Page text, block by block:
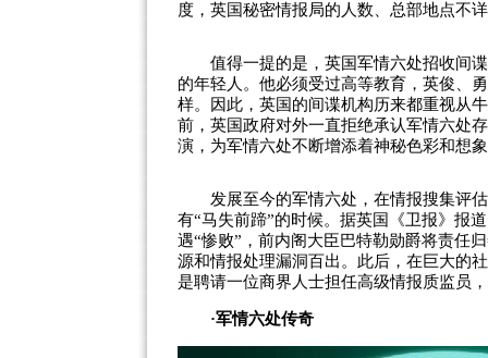
度，英国秘密情报局的人数、总部地点不
值得一提的是，英国军情六处招收间谍
的年轻人。他必须受过高等教育，英俊、
样。因此，英国的间谍机构历来都重视从
前，英国政府对外一直拒绝承认军情六处
演，为军情六处不断增添着神秘色彩和想
发展至今的军情六处，在情报搜集评估
有“马失前蹄”的时候。据英国《卫报》报
遇“惨败”，前内阁大臣巴特勒勋爵将责任
源和情报处理漏洞百出。此后，在巨大的
是聘请一位商界人士担任高级情报质监员
·军情六处传奇